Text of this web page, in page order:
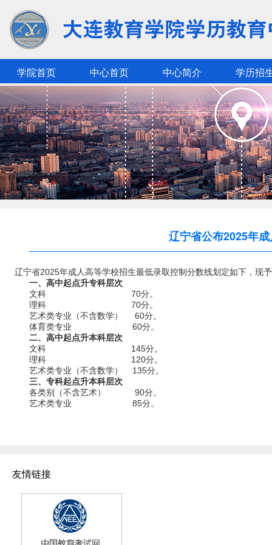
学院首页 中心首页 中心简介 学历招
辽宁省公布2025年
辽宁省2025年成人高等学校招生最低录取控制分数线划定如下，现
一、高中起点升专科层次
文科 70分。
理科 70分。
艺术类专业（不含数学）
60分。
体育类专业 60分。
二、高中起点升本科层次
文科 145分。
理科 120分。
艺术类专业（不含数学）
135分。
三、专科起点升本科层次
各类别（不含艺术）
90分。
艺术类专业 85分。
友情链接